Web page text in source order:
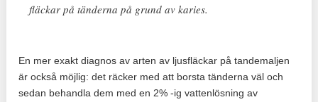
fläckar på tänderna på grund av karies.
En mer exakt diagnos av arten av ljusfläckar på tandemaljen
är också möjlig: det räcker med att borsta tänderna väl och
sedan behandla dem med en 2% -ig vattenlösning av